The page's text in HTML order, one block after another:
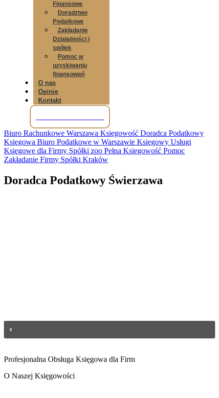
Finansowe
Doradztwo
Podatkowe
Zakładanie
Działalności i
spółek
Pomoc w
uzyskiwaniu
finansowań
O nas
Opinie
Kontakt
Biuro Rachunkowe Warszawa Księgowość Doradca Podatkowy
Księgowa Biuro Podatkowe w Warszawie Księgowy Usługi
Księgowe dla Firmy Spółki zoo Pełna Księgowość Pomoc
Zakładanie Firmy Spółki Kraków
Doradca Podatkowy Świerzawa
Profesjonalna Obsługa Księgowa dla Firm
O Naszej Księgowości